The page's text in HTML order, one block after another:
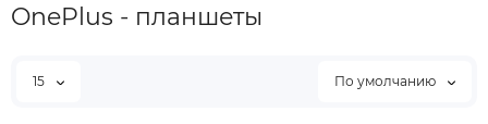
OnePlus - планшеты
15 По умолчанию